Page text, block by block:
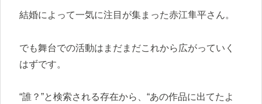
結婚によって一気に注目が集まった赤江隼平さん。
でも舞台での活動はまだまだこれから広がっていく
はずです。
“誰？”と検索される存在から、“あの作品に出てたよ